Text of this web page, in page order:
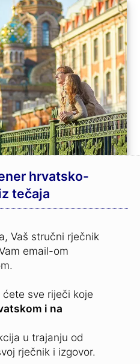
hrvatsko-
tečaja
Vaš stručni rječnik
email-om
sve riječi koje
i na
u trajanju od
rječnik i izgovor.